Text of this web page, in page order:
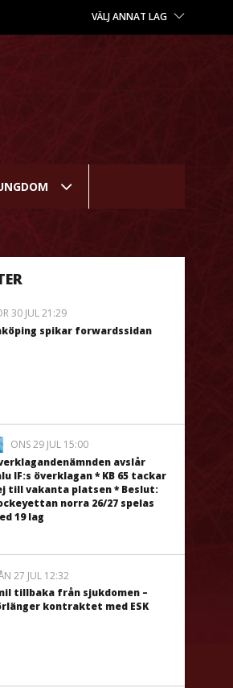
VÄLJ ANNAT LAG
30 JUL 21:29
spikar forwardssidan
ONS 29 JUL 15:00
avslår
IF:s överklagan * KB 65 tackar
till vakanta platsen * Beslut:
norra 26/27 spelas
19 lag
27 JUL 12:32
tillbaka från sjukdomen –
kontraktet med ESK